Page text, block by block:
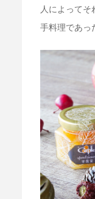
人によって
手料理であっ